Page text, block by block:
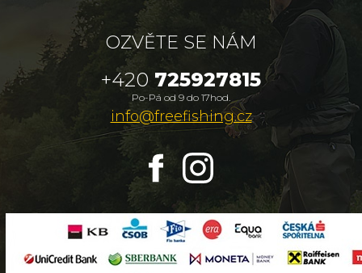
OZVĚTE SE NÁM
+420 725927815
Po-Pá od 9 do 17hod.
info@freefishing.cz